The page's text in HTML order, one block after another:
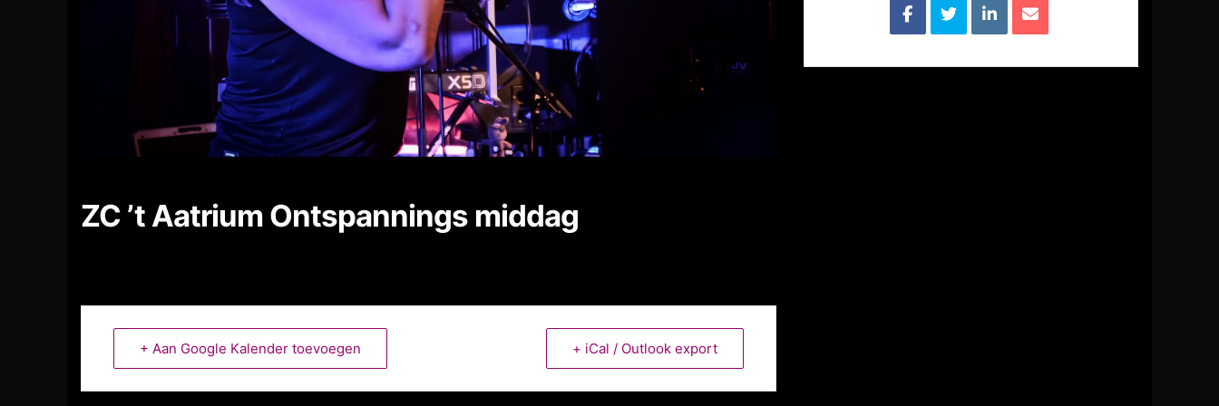
ZC ’t Aatrium Ontspannings middag
+ Aan Google Kalender toevoegen + iCal / Outlook export